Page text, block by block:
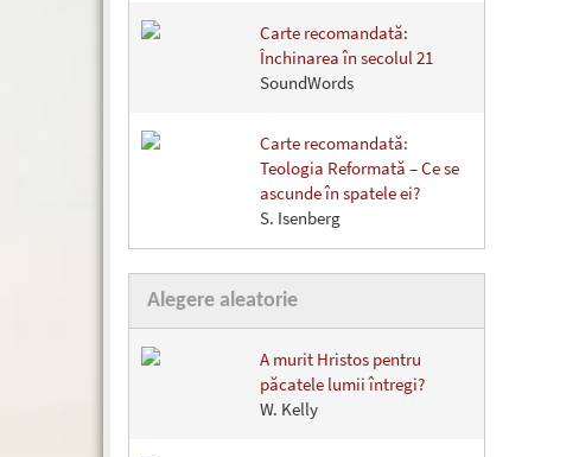
Carte recomandată:
Închinarea în secolul 21
SoundWords
Carte recomandată:
Teologia Reformată – Ce se
ascunde în spatele ei?
S. Isenberg
Alegere aleatorie
A murit Hristos pentru
păcatele lumii întregi?
W. Kelly